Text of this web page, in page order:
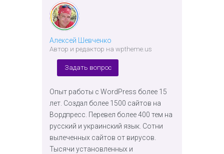
Алексей Шевченко
Автор и редактор на wptheme.us
Задать вопрос
Опыт работы с WordPress более 15
лет. Создал более 1500 сайтов на
Вордпресс. Перевел более 400 тем на
русский и украинский язык. Сотни
вылеченных сайтов от вирусов.
Тысячи установленных и